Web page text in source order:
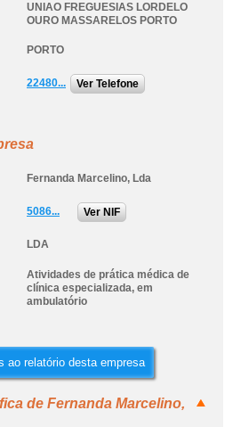
UNIAO FREGUESIAS LORDELO
OURO MASSARELOS PORTO
PORTO
22480... Ver Telefone
Fernanda Marcelino, Lda
5086... Ver NIF
LDA
Atividades de prática médica de
clínica especializada, em
ambulatório
ao relatório desta empresa
de Fernanda Marcelino,